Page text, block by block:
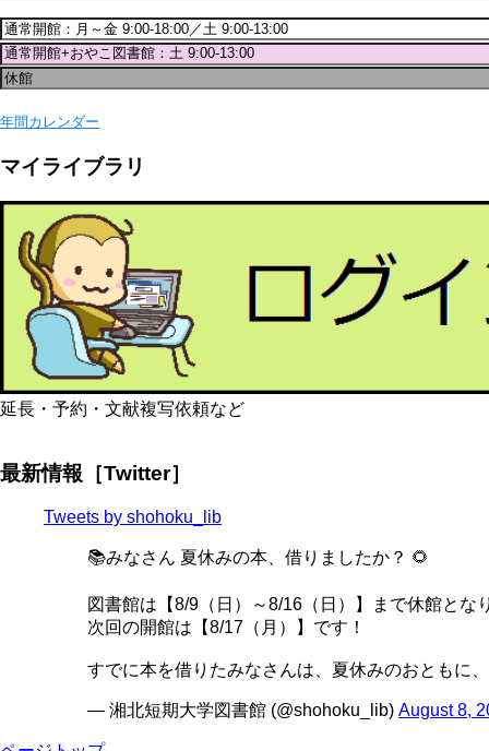
年間カレンダー
マイライブラリ
延長・予約・文献複写依頼など
最新情報［Twitter］
Tweets by shohoku_lib
📚みなさん 夏休みの本、借りましたか？ 🌻
図書館は【8/9（日）～8/16（日）】まで休館とな
次回の開館は【8/17（月）】です！
すでに本を借りたみなさんは、夏休みのおともに
— 湘北短期大学図書館 (@shohoku_lib) August 8,